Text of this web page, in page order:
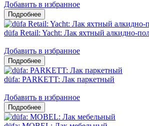
Добавить в избранное
düfa Retail: Yacht: Лак яхтный алкидно-
Добавить в избранное
düfa: PARKETT: Лак паркетный
Добавить в избранное